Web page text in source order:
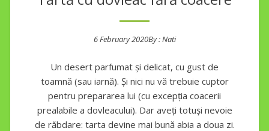
6 February 2020By :Nati
Un desert parfumat și delicat, cu gust de
toamnă (sau iarnă). Și nici nu vă trebuie cuptor
pentru prepararea lui (cu excepția coacerii
prealabile a dovleacului). Dar aveți totuși nevoie
de răbdare: tarta devine mai bună abia a doua zi.